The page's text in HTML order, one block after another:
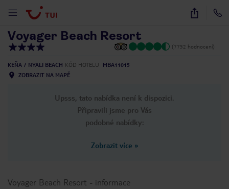
33
Voyager Beach Resort
(7752 hodnocení)
KEŇA NYALI BEACH KÓD HOTELU
MBA11015
ZOBRAZIT NA MAPĚ
Upsss, tato nabídka není k dispozici.
Připravili jsme pro Vás
podobné nabídky:
Zobrazit více »
Voyager Beach Resort - informace